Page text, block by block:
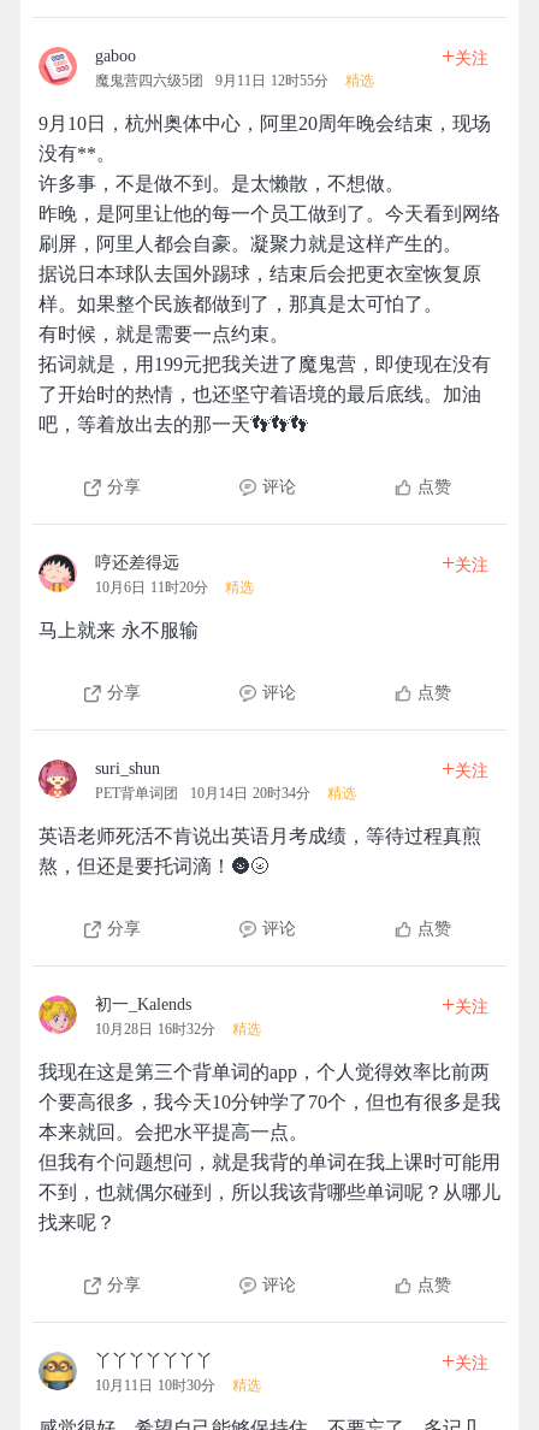
gaboo
魔鬼营四六级5团 9月11日 12时55分 精选
+关注
9月10日，杭州奥体中心，阿里20周年晚会结束，现场
没有**。
许多事，不是做不到。是太懒散，不想做。
昨晚，是阿里让他的每一个员工做到了。今天看到网络
刷屏，阿里人都会自豪。凝聚力就是这样产生的。
据说日本球队去国外踢球，结束后会把更衣室恢复原
样。如果整个民族都做到了，那真是太可怕了。
有时候，就是需要一点约束。
拓词就是，用199元把我关进了魔鬼营，即使现在没有
了开始时的热情，也还坚守着语境的最后底线。加油
吧，等着放出去的那一天👣👣👣
分享 评论 点赞
哼还差得远
10月6日 11时20分 精选
+关注
马上就来 永不服输
分享 评论 点赞
suri_shun
PET背单词团 10月14日 20时34分 精选
+关注
英语老师死活不肯说出英语月考成绩，等待过程真煎
熬，但还是要托词滴！🌚🌝
分享 评论 点赞
初一_Kalends
10月28日 16时32分 精选
+关注
我现在这是第三个背单词的app，个人觉得效率比前两
个要高很多，我今天10分钟学了70个，但也有很多是我
本来就回。会把水平提高一点。
但我有个问题想问，就是我背的单词在我上课时可能用
不到，也就偶尔碰到，所以我该背哪些单词呢？从哪儿
找来呢？
分享 评论 点赞
丫丫丫丫丫丫丫
10月11日 10时30分 精选
+关注